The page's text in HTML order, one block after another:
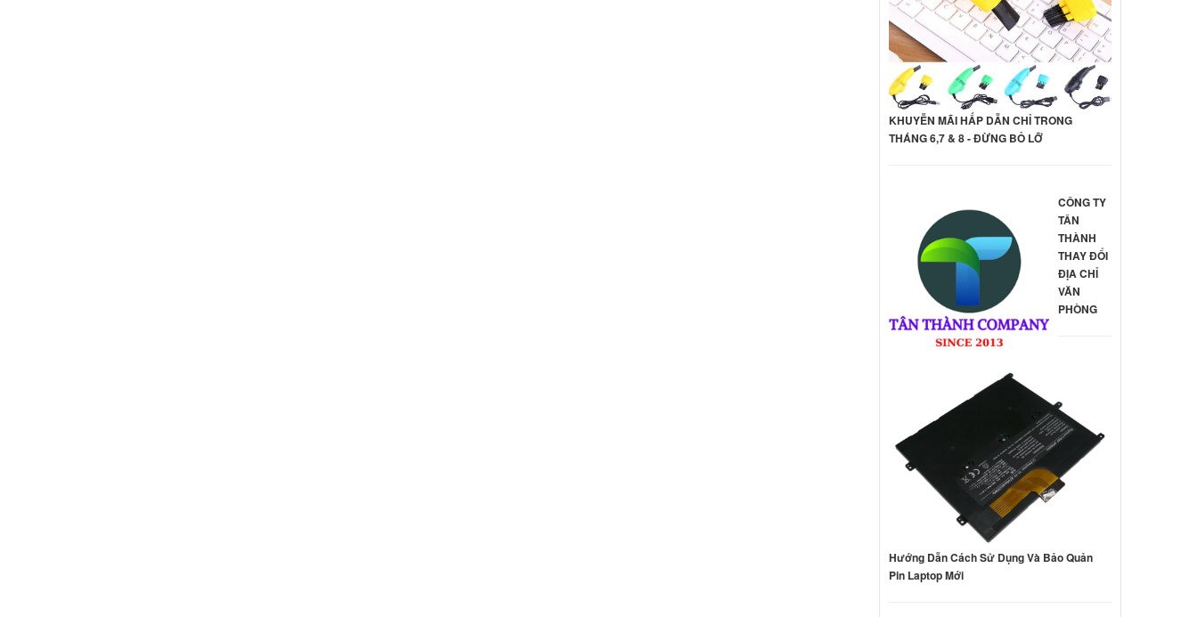
KHUYỄN MÃI HẤP DẪN CHỈ TRONG
THÁNG 6,7 & 8 - ĐỪNG BỎ LỠ
CÔNG TY
TÂN
THÀNH
THAY ĐỔI
ĐỊA CHỈ
VĂN
PHÒNG
Hướng Dẫn Cách Sử Dụng Và Bảo Quản
Pin Laptop Mới